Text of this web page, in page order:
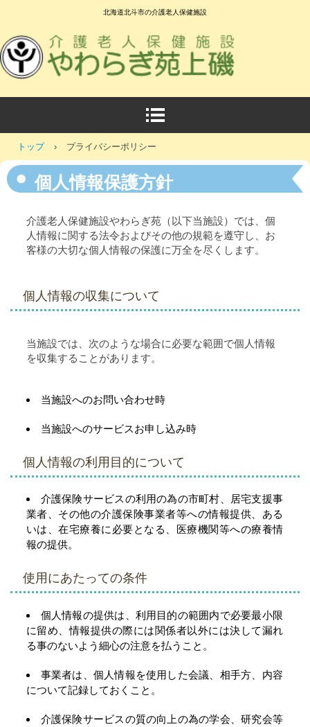
北海道北斗市の介護老人保健施設
トップ › プライバシーポリシー
個人情報保護方針
介護老人保健施設やわらぎ苑（以下当施設）では、個
人情報に関する法令およびその他の規範を遵守し、お
客様の大切な個人情報の保護に万全を尽くします。
個人情報の収集について
当施設では、次のような場合に必要な範囲で個人情報
を収集することがあります。
当施設へのお問い合わせ時
当施設へのサービスお申し込み時
個人情報の利用目的について
介護保険サービスの利用の為の市町村、居宅支援事
業者、その他の介護保険事業者等への情報提供、ある
いは、在宅療養に必要となる、医療機関等への療養情
報の提供。
使用にあたっての条件
個人情報の提供は、利用目的の範囲内で必要最小限
に留め、情報提供の際には関係者以外には決して漏れ
る事のないよう細心の注意を払うこと。
事業者は、個人情報を使用した会議、相手方、内容
について記録しておくこと。
介護保険サービスの質の向上の為の学会、研究会等